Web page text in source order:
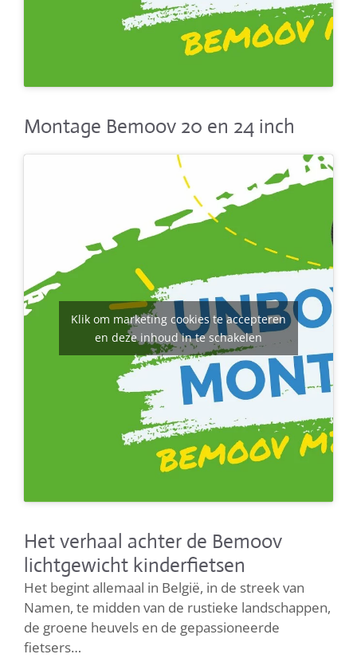
Montage Bemoov 20 en 24 inch
Klik om marketing cookies te accepteren
en deze inhoud in te schakelen
Het verhaal achter de Bemoov
lichtgewicht kinderfietsen
Het begint allemaal in België, in de streek van
Namen, te midden van de rustieke landschappen,
de groene heuvels en de gepassioneerde
fietsers…